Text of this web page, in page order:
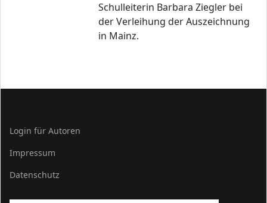
Schulleiterin Barbara Ziegler bei
der Verleihung der Auszeichnung
in Mainz.
Login für Autoren
Impressum
Datenschutz